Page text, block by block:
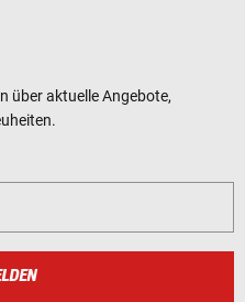
über aktuelle Angebote,